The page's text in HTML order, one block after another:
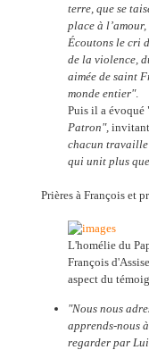
terre, que se
place à
Écoutons le cri
de la violence,
aimée de saint
monde entier".
Puis il a évoqué
Patron",
chacun travaille
qui unit plus
Prières à François et
L'homélie du
François
aspect du
"Nous nous
apprends-nous
regarder par